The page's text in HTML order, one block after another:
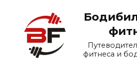
содержанию
фитнеса и